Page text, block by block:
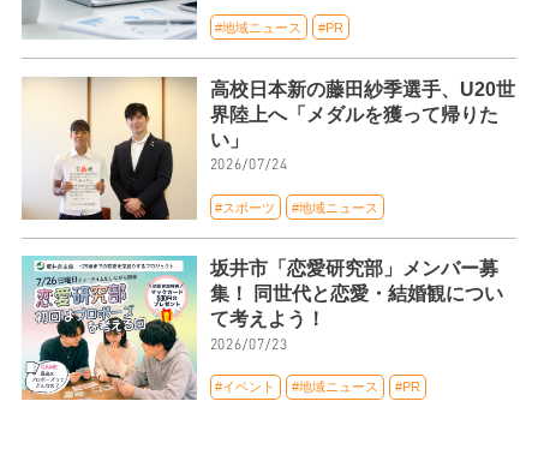
#地域ニュース #PR
高校日本新の藤田紗季選手、U20世
界陸上へ「メダルを獲って帰りた
い」
2026/07/24
#スポーツ #地域ニュース
坂井市「恋愛研究部」メンバー募
集！ 同世代と恋愛・結婚観につい
て考えよう！
2026/07/23
#イベント #地域ニュース #PR